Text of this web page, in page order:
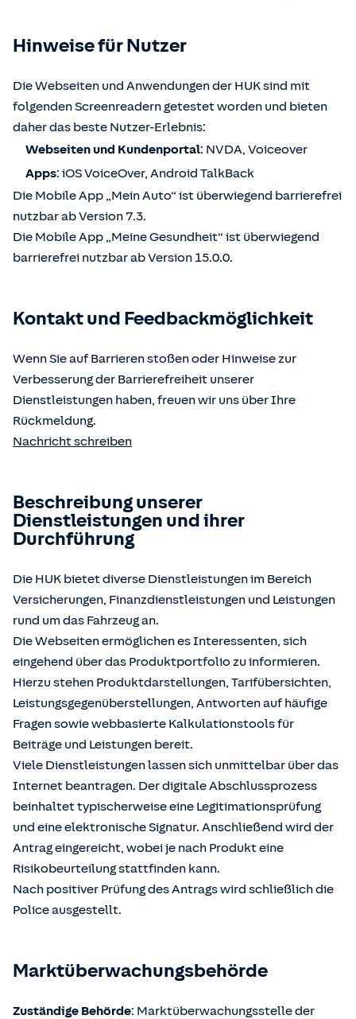
Hinweise für Nutzer
Die Webseiten und Anwendungen der HUK sind mit
folgenden Screenreadern getestet worden und bieten
daher das beste Nutzer-Erlebnis:
Webseiten und Kundenportal: NVDA, Voiceover
Apps: iOS VoiceOver, Android TalkBack
Die Mobile App „Mein Auto“ ist überwiegend barrierefrei
nutzbar ab Version 7.3.
Die Mobile App „Meine Gesundheit“ ist überwiegend
barrierefrei nutzbar ab Version 15.0.0.
Kontakt und Feedbackmöglichkeit
Wenn Sie auf Barrieren stoßen oder Hinweise zur
Verbesserung der Barrierefreiheit unserer
Dienstleistungen haben, freuen wir uns über Ihre
Rückmeldung.
Nachricht schreiben
Beschreibung unserer
Dienstleistungen und ihrer
Durchführung
Die HUK bietet diverse Dienstleistungen im Bereich
Versicherungen, Finanzdienstleistungen und Leistungen
rund um das Fahrzeug an.
Die Webseiten ermöglichen es Interessenten, sich
eingehend über das Produktportfolio zu informieren.
Hierzu stehen Produktdarstellungen, Tarifübersichten,
Leistungsgegenüberstellungen, Antworten auf häufige
Fragen sowie webbasierte Kalkulationstools für
Beiträge und Leistungen bereit.
Viele Dienstleistungen lassen sich unmittelbar über das
Internet beantragen. Der digitale Abschlussprozess
beinhaltet typischerweise eine Legitimationsprüfung
und eine elektronische Signatur. Anschließend wird der
Antrag eingereicht, wobei je nach Produkt eine
Risikobeurteilung stattfinden kann.
Nach positiver Prüfung des Antrags wird schließlich die
Police ausgestellt.
Marktüberwachungsbehörde
Zuständige Behörde: Marktüberwachungsstelle der